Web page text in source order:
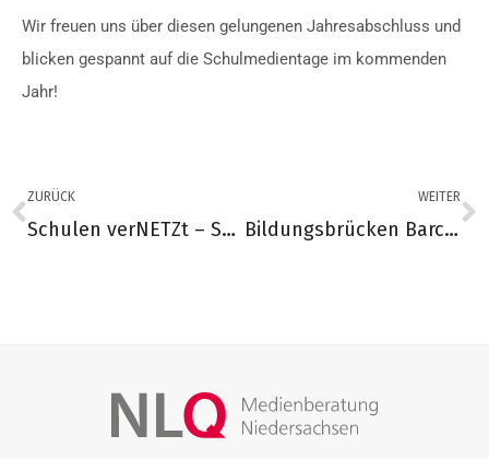
Wir freuen uns über diesen gelungenen Jahresabschluss und
blicken gespannt auf die Schulmedientage im kommenden
Jahr!
ZURÜCK
Schulen verNETZt – Schulmedientag reloaded
WEITER
Bildungsbrücken Barcamp